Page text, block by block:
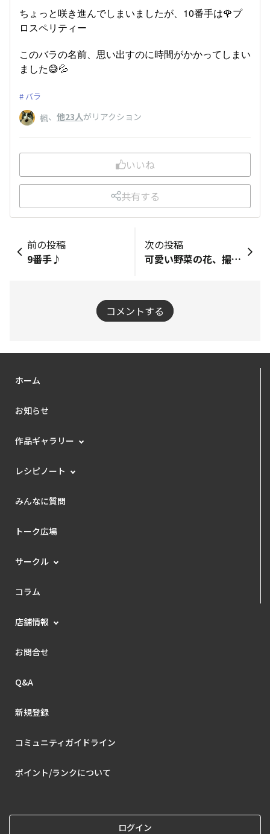
ちょっと咲き進んでしまいましたが、10番手は🌹プ
ロスペリティー
このバラの名前、思い出すのに時間がかかってしまい
ました😅💦
バラ
楓、 他23人がリアクション
いいね
共有する
前の投稿
9番手♪
次の投稿
可愛い野菜の花、撮りました。
コメントする
ホーム
お知らせ
作品ギャラリー
レシピノート
みんなに質問
トーク広場
サークル
コラム
店舗情報
お問合せ
Q&A
新規登録
コミュニティガイドライン
ポイント/ランクについて
ログイン